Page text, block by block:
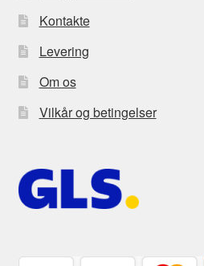
Kontakte
Levering
Om os
Vilkår og betingelser